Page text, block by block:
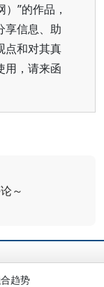
”的作品，
享信息、助
点和对其真
用，请来函
～
趋势